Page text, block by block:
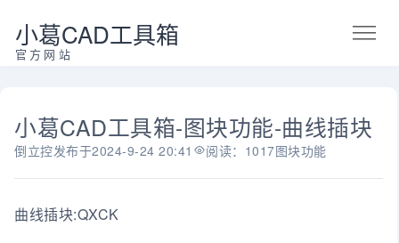
小葛CAD工具箱
官方网站
小葛CAD工具箱-图块功能-曲线插块
倒立控发布于2024-9-24 20:41 阅读：1017图块功能
曲线插块:QXCK